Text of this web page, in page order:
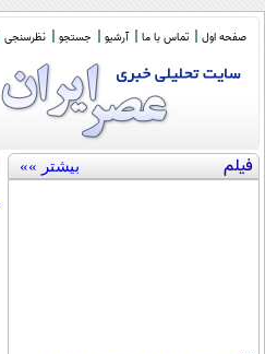
صفحه اول تماس با ما آرشیو جستجو نظرسنجی
فیلم بیشتر »»